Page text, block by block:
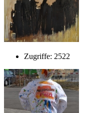
Zugriffe: 2522